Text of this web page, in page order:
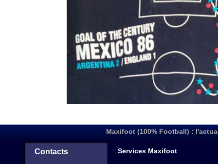
Maxifoot (100% Football) :
Contacts Services Maxifoot